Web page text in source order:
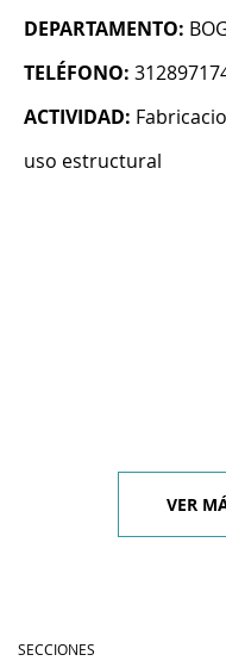
DEPARTAMENTO:
TELÉFONO:
ACTIVIDAD:
uso estructural
VER
SECCIONES